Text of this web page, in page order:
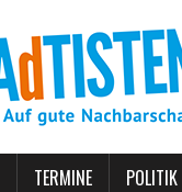
TERMINE POLITIK